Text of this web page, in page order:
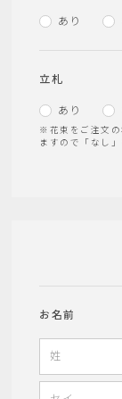
あり
立札
あり
※花束をご注文の
ますので「なし
お名前